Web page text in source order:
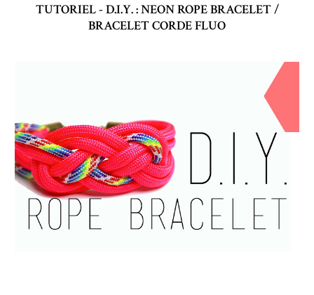
TUTORIEL - D.I.Y. : NEON ROPE BRACELET /
BRACELET CORDE FLUO